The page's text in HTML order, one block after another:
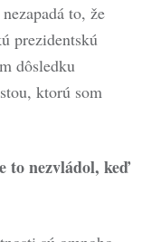
to, že
prezidentskú
dôsledku
ktorú som
to nezvládol, keď